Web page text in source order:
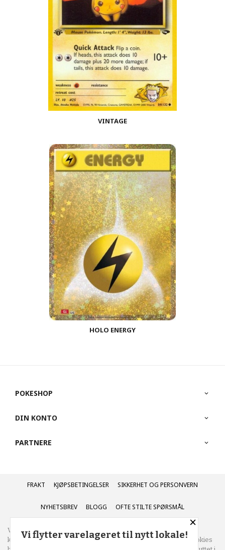
VINTAGE
HOLO ENERGY
POKESHOP
DIN KONTO
PARTNERE
FRAKT KJØPSBETINGELSER SIKKERHET OG PERSONVERN
NYHETSBREV BLOGG OFTE STILTE SPØRSMÅL
Vår nettbutikk bruker cookies slik at du får en bedre
kjøpsopplevelse og vi kan yte deg bedre service. Vi bruker cookies
×
Vi flytter varelageret til nytt lokale!